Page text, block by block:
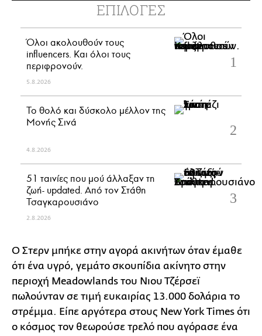
ΕΠΙΛΟΓΕΣ
Όλοι ακολουθούν τους
influencers. Και όλοι τους
περιφρονούν.
5.8.2026
Το θολό και δύσκολο μέλλον της
Μονής Σινά
4.8.2026
51 ταινίες που μού άλλαξαν τη
ζωή- updated. Aπό τον Στάθη
Τσαγκαρουσιάνο
2.8.2026
Ο Στερν μπήκε στην αγορά ακινήτων όταν έμαθε
ότι ένα υγρό, γεμάτο σκουπίδια ακίνητο στην
περιοχή Meadowlands του Νιου Τζέρσεϊ
πωλούνταν σε τιμή ευκαιρίας 13.000 δολάρια το
στρέμμα. Είπε αργότερα στους New York Times ότι
ο κόσμος τον θεωρούσε τρελό που αγόρασε ένα